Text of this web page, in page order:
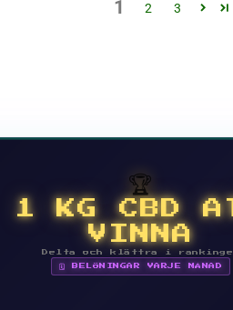
1 2 3
🏆
1 KG CBD
VINNA
Delta och klättra i
🗓 BELÖNINGAR VARJE MÅNAD